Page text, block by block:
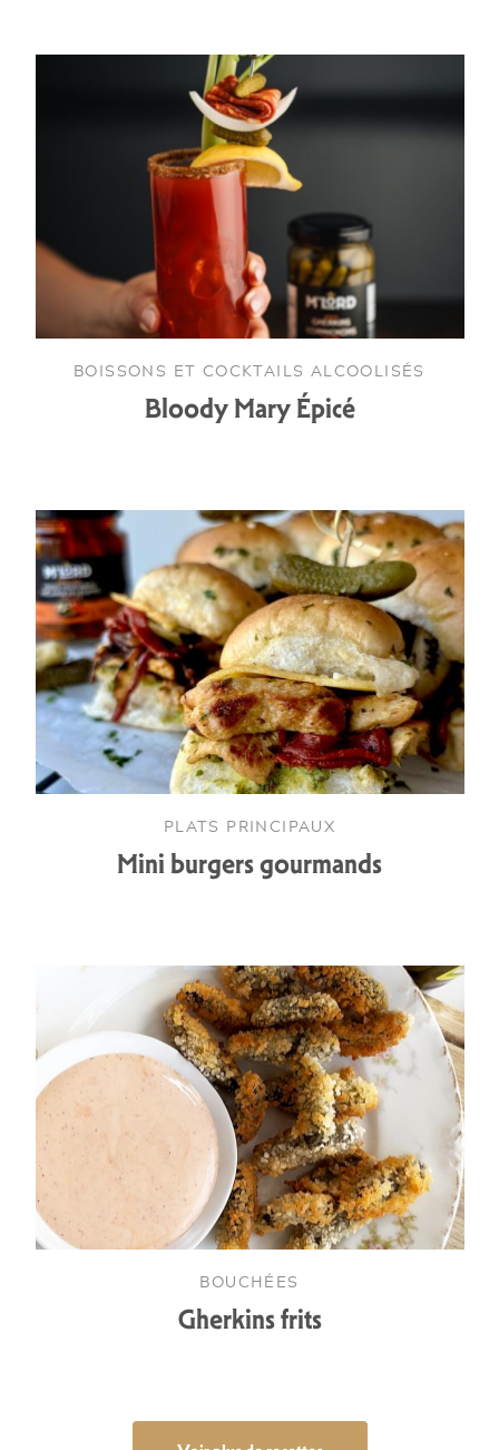
BOISSONS ET COCKTAILS ALCOOLISÉS
Bloody Mary Épicé
PLATS PRINCIPAUX
Mini burgers gourmands
BOUCHÉES
Gherkins frits